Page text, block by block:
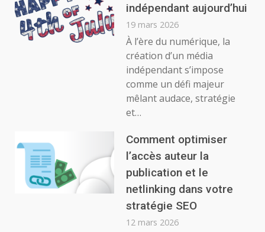
indépendant aujourd’hui
19 mars 2026
À l’ère du numérique, la
création d’un média
indépendant s’impose
comme un défi majeur
mêlant audace, stratégie
et…
Comment optimiser
l’accès auteur la
publication et le
netlinking dans votre
stratégie SEO
12 mars 2026